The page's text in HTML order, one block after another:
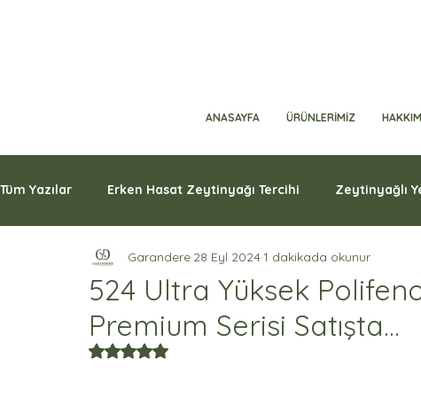
ANASAYFA ÜRÜNLERİMİZ
Tüm Yazılar Erken Hasat Zeytinyağı Tercihi Zeytinyağlı
524 Ultra Yüksek
Premium Serisi Satışta...
Garandere 28 Eyl 20241 dakikada okunur
5 üzerinden NaN yıldız